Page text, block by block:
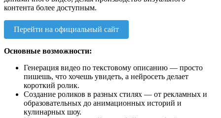
контента более доступным.
Перейти на официальный сайт
Основные возможности:
Генерация видео по текстовому описанию — просто
пишешь, что хочешь увидеть, а нейросеть делает
короткий ролик.
Создание роликов в разных стилях — от рекламных и
образовательных до анимационных историй и
кулинарных шоу.